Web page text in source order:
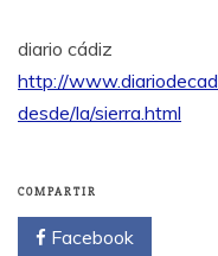
diario cádiz
http://
desde/la/sierra.html
COMPARTIR
Facebook